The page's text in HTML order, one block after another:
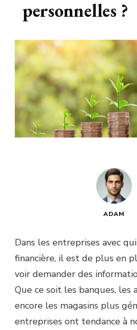
personnelles ?
ADAM
Dans les entreprises avec
financière, il est de plus en
voir demander des
Que ce soit les banques, les
encore les magasins plus
entreprises ont tendance à